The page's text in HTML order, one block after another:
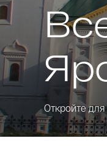
Откройте для